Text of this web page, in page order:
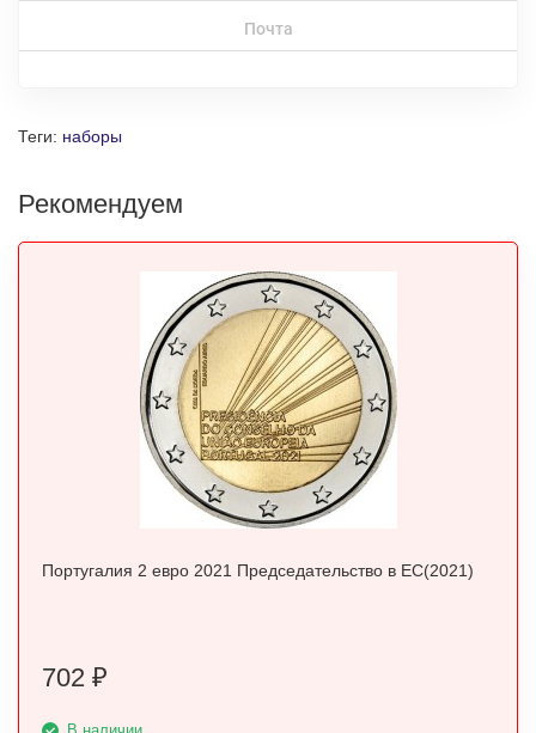
Почта
Теги: наборы
Рекомендуем
Португалия 2 евро 2021 Председательство в ЕС(2021)
702 ₽